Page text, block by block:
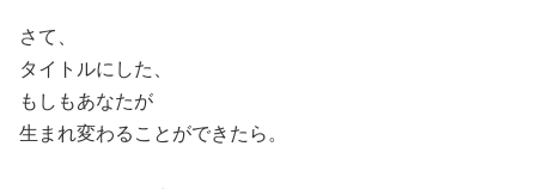
さて、
タイトルにした、
もしもあなたが
生まれ変わることができたら。